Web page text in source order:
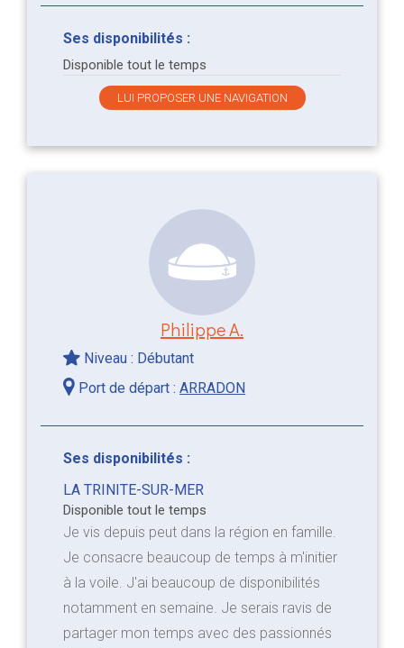
Ses disponibilités :
Disponible tout le temps
LUI PROPOSER UNE NAVIGATION
Philippe A.
Niveau : Débutant
Port de départ :ARRADON
Ses disponibilités :
LA TRINITE-SUR-MER
Disponible tout le temps
Je vis depuis peut dans la région en famille.
Je consacre beaucoup de temps à m'initier
à la voile. J'ai beaucoup de disponibilités
notamment en semaine. Je serais ravis de
partager mon temps avec des passionnés